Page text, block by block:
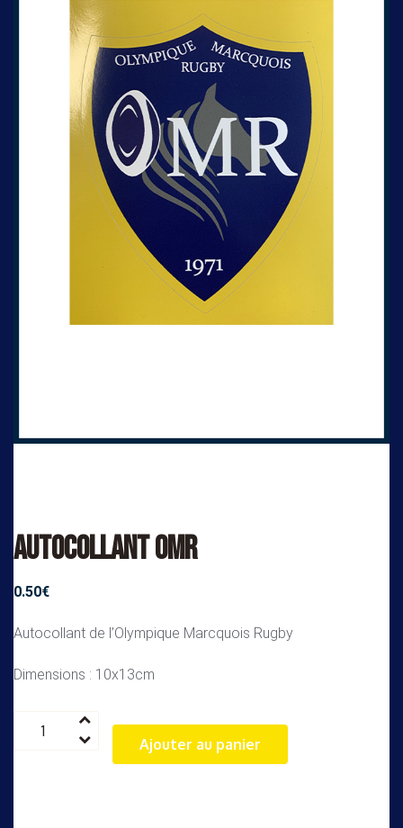
Autocollant OMR
0.50€
Autocollant de l’Olympique Marcquois Rugby
Dimensions : 10x13cm
Ajouter au panier